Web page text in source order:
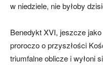
w niedziele, nie byłoby
Benedykt XVI, jeszcze
proroczo o przyszłości
triumfalne oblicze i wyłoni